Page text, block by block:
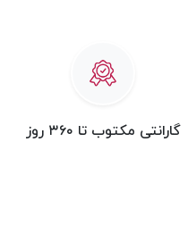
گارانتی مکتوب تا ۳۶۰ روز